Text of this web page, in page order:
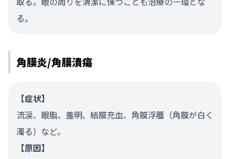
る。
角膜炎/角膜潰瘍
【症状】
流涙、眼脂、羞明、結膜充血、角膜浮腫（角膜が白く
濁る）など。
【原因】